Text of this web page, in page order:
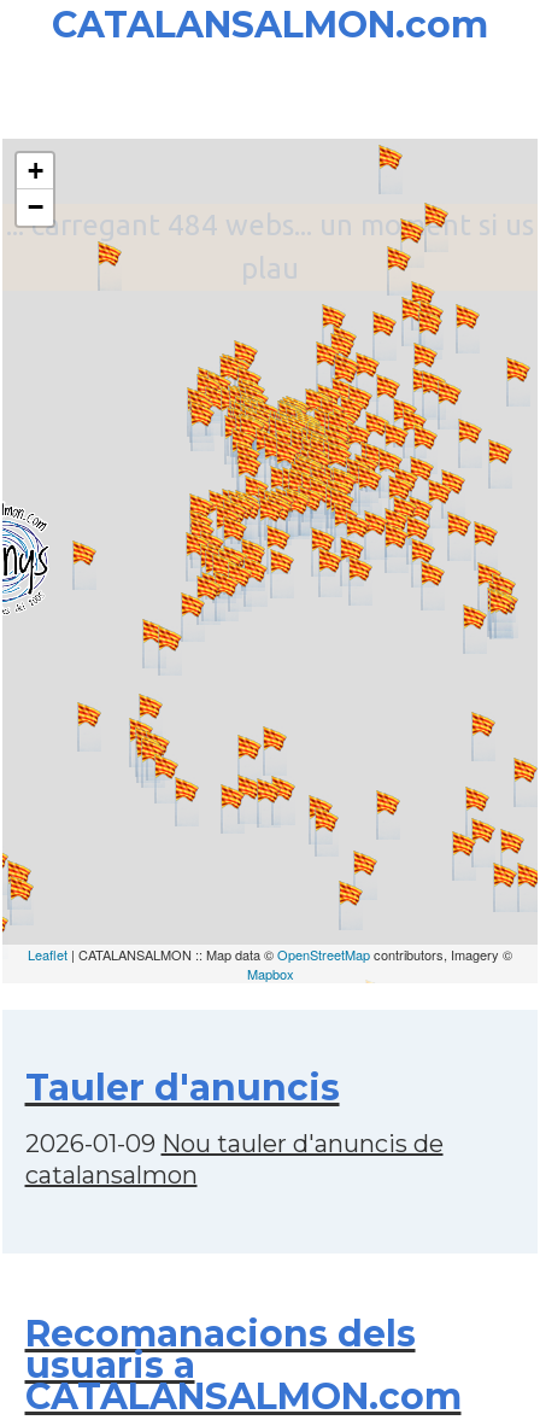
CATALANSALMON.com
... carregant 484 webs... un moment si us
plau
+
−
Leaflet | CATALANSALMON :: Map data ©OpenStreetMapcontributors, Imagery ©
Mapbox
Tauler d'anuncis
2026-01-09 Nou tauler d'anuncis de
catalansalmon
Recomanacions dels
usuaris a
CATALANSALMON.com